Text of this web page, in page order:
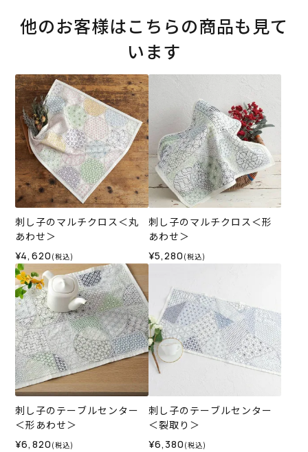
他のお客様はこちらの商品も見て
います
刺し子のマルチクロス＜丸
あわせ＞
¥4,620 (税込)
刺し子のマルチクロス＜形
あわせ＞
¥5,280 (税込)
刺し子のテーブルセンター
＜形あわせ＞
¥6,820 (税込)
刺し子のテーブルセンター
＜裂取り＞
¥6,380 (税込)